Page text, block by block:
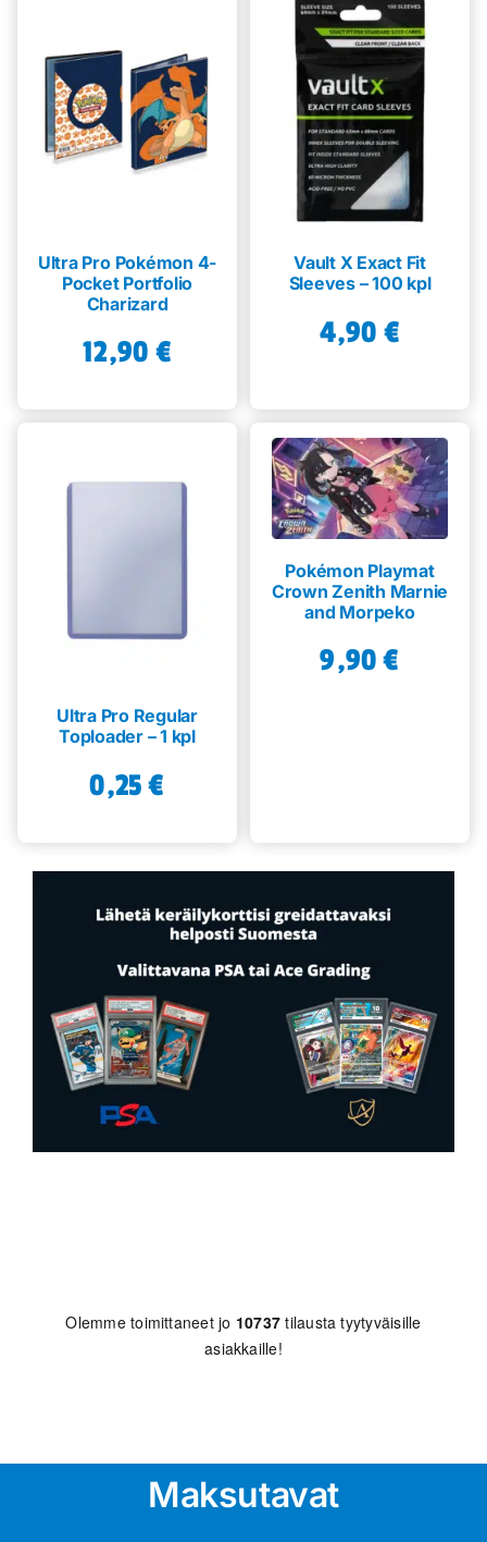
Ultra Pro Pokémon 4-
Pocket Portfolio
Charizard
12,90 €
Vault X Exact Fit
Sleeves – 100 kpl
4,90 €
Ultra Pro Regular
Toploader – 1 kpl
0,25€
Pokémon Playmat
Crown Zenith Marnie
and Morpeko
9,90€
Olemme toimittaneet jo 10737 tilausta tyytyväisille
asiakkaille!
Maksutavat